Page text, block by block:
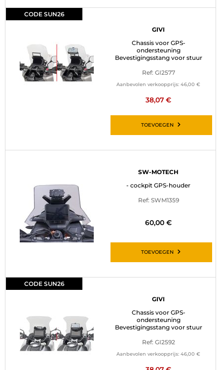
CODE SUN26
GIVI
Chassis voor GPS-
ondersteuning
Bevestigingsstang voor stuur
Ref: GI2577
Aanbevolen verkoopprijs: 46,00 €
38,07 €
TOEVOEGEN
SW-MOTECH
- cockpit GPS-houder
Ref: SWM1359
60,00 €
TOEVOEGEN
CODE SUN26
GIVI
Chassis voor GPS-
ondersteuning
Bevestigingsstang voor stuur
Ref: GI2592
Aanbevolen verkoopprijs: 46,00 €